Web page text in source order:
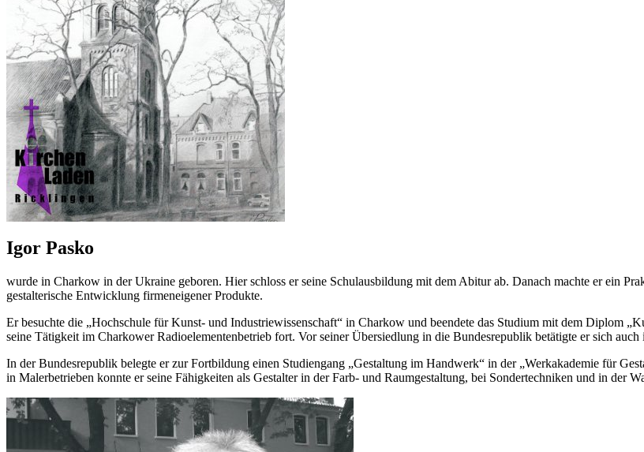
Igor Pasko
wurde in Charkow in der Ukraine geboren. Hier schloss er seine Schulausbildung mit dem Abitur ab. Danach machte er ein
gestalterische Entwicklung firmeneigener Produkte.
Er besuchte die „Hochschule für Kunst- und Industriewissenschaft“ in Charkow und beendete das Studium mit dem Diplom
seine Tätigkeit im Charkower Radioelementenbetrieb fort. Vor seiner Übersiedlung in die Bundesrepublik betätigte er sich
In der Bundesrepublik belegte er zur Fortbildung einen Studiengang „Gestaltung im Handwerk“ in der „Werkakademie für
in Malerbetrieben konnte er seine Fähigkeiten als Gestalter in der Farb- und Raumgestaltung, bei Sondertechniken und in der